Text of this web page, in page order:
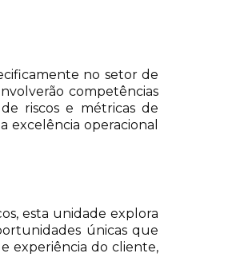
no setor de
competências
riscos e métricas de
excelência operacional
esta unidade explora
únicas que
experiência do cliente,